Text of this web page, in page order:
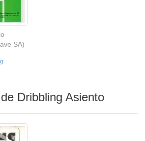
SA)
Dribbling Asiento